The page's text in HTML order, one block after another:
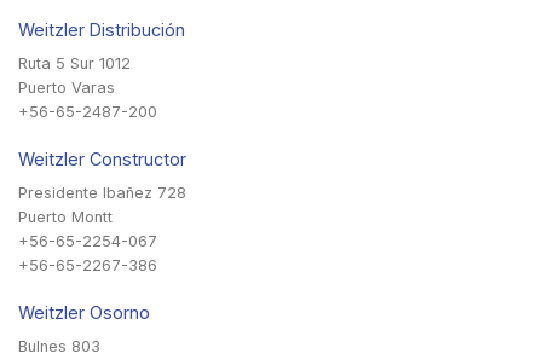
Weitzler Distribución
Ruta 5 Sur 1012
Puerto Varas
+56-65-2487-200
Weitzler Constructor
Presidente Ibañez 728
Puerto Montt
+56-65-2254-067
+56-65-2267-386
Weitzler Osorno
Bulnes 803